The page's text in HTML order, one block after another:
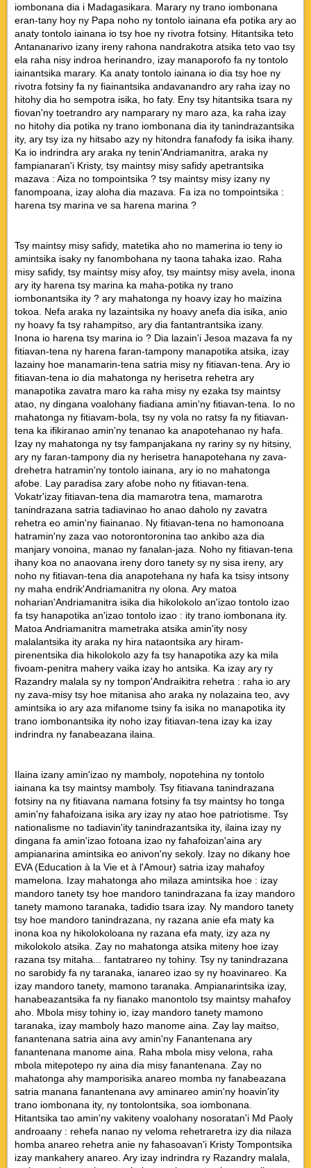
iombonana dia i Madagasikara. Marary ny trano iombonana
eran-tany hoy ny Papa noho ny tontolo iainana efa potika ary ao
anaty tontolo iainana io tsy hoe ny rivotra fotsiny. Hitantsika teto
Antananarivo izany ireny rahona nandrakotra atsika teto vao tsy
ela raha nisy indroa herinandro, izay manaporofo fa ny tontolo
iainantsika marary. Ka anaty tontolo iainana io dia tsy hoe ny
rivotra fotsiny fa ny fiainantsika andavanandro ary raha izay no
hitohy dia ho sempotra isika, ho faty. Eny tsy hitantsika tsara ny
fiovan'ny toetrandro ary namparary ny maro aza, ka raha izay
no hitohy dia potika ny trano iombonana dia ity tanindrazantsika
ity, ary tsy iza ny hitsabo azy ny hitondra fanafody fa isika ihany.
Ka io indrindra ary araka ny tenin'Andriamanitra, araka ny
fampianaran'i Kristy, tsy maintsy misy safidy apetrantsika
mazava : Aiza no tompointsika ? tsy maintsy misy izany ny
fanompoana, izay aloha dia mazava. Fa iza no tompointsika :
harena tsy marina ve sa harena marina ?
Tsy maintsy misy safidy, matetika aho no mamerina io teny io
amintsika isaky ny fanombohana ny taona tahaka izao. Raha
misy safidy, tsy maintsy misy afoy, tsy maintsy misy avela, inona
ary ity harena tsy marina ka maha-potika ny trano
iombonantsika ity ? ary mahatonga ny hoavy izay ho maizina
tokoa. Nefa araka ny lazaintsika ny hoavy anefa dia isika, anio
ny hoavy fa tsy rahampitso, ary dia fantantrantsika izany.
Inona io harena tsy marina io ? Dia lazain'i Jesoa mazava fa ny
fitiavan-tena ny harena faran-tampony manapotika atsika, izay
lazainy hoe manamarin-tena satria misy ny fitiavan-tena. Ary io
fitiavan-tena io dia mahatonga ny herisetra rehetra ary
manapotika zavatra maro ka raha misy ny ezaka tsy maintsy
atao, ny dingana voalohany fiadiana amin'ny fitiavan-tena. Io no
mahatonga ny fitiavam-bola, tsy ny vola no ratsy fa ny fitiavan-
tena ka ifikiranao amin'ny tenanao ka anapotehanao ny hafa.
Izay ny mahatonga ny tsy fampanjakana ny rariny sy ny hitsiny,
ary ny faran-tampony dia ny herisetra hanapotehana ny zava-
drehetra hatramin'ny tontolo iainana, ary io no mahatonga
afobe. Lay paradisa zary afobe noho ny fitiavan-tena.
Vokatr'izay fitiavan-tena dia mamarotra tena, mamarotra
tanindrazana satria tadiavinao ho anao daholo ny zavatra
rehetra eo amin'ny fiainanao. Ny fitiavan-tena no hamonoana
hatramin'ny zaza vao notorontoronina tao ankibo aza dia
manjary vonoina, manao ny fanalan-jaza. Noho ny fitiavan-tena
ihany koa no anaovana ireny doro tanety sy ny sisa ireny, ary
noho ny fitiavan-tena dia anapotehana ny hafa ka tsisy intsony
ny maha endrik'Andriamanitra ny olona. Ary matoa
noharian'Andriamanitra isika dia hikolokolo an'izao tontolo izao
fa tsy hanapotika an'izao tontolo izao : ity trano iombonana ity.
Matoa Andriamanitra mametraka atsika amin'ity nosy
malalantsika ity araka ny hira nataontsika ary hiram-
pirenentsika dia hikolokolo azy fa tsy hanapotika azy ka mila
fivoam-penitra mahery vaika izay ho antsika. Ka izay ary ry
Razandry malala sy ny tompon'Andraikitra rehetra : raha io ary
ny zava-misy tsy hoe mitanisa aho araka ny nolazaina teo, avy
amintsika io ary aza mifanome tsiny fa isika no manapotika ity
trano iombonantsika ity noho izay fitiavan-tena izay ka izay
indrindra ny fanabeazana ilaina.
Ilaina izany amin'izao ny mamboly, nopotehina ny tontolo
iainana ka tsy maintsy mamboly. Tsy fitiavana tanindrazana
fotsiny na ny fitiavana namana fotsiny fa tsy maintsy ho tonga
amin'ny fahafoizana isika ary izay ny atao hoe patriotisme. Tsy
nationalisme no tadiavin'ity tanindrazantsika ity, ilaina izay ny
dingana fa amin'izao fotoana izao ny fahafoizan'aina ary
ampianarina amintsika eo anivon'ny sekoly. Izay no dikany hoe
EVA (Education à la Vie et à l'Amour) satria izay mahafoy
mamelona. Izay mahatonga aho milaza amintsika hoe : izay
mandoro tanety tsy hoe mandoro tanindrazana fa izay mandoro
tanety mamono taranaka, tadidio tsara izay. Ny mandoro tanety
tsy hoe mandoro tanindrazana, ny razana anie efa maty ka
inona koa ny hikolokoloana ny razana efa maty, izy aza ny
mikolokolo atsika. Zay no mahatonga atsika miteny hoe izay
razana tsy mitaha... fantatrareo ny tohiny. Tsy ny tanindrazana
no sarobidy fa ny taranaka, ianareo izao sy ny hoavinareo. Ka
izay mandoro tanety, mamono taranaka. Ampianarintsika izay,
hanabeazantsika fa ny fianako manontolo tsy maintsy mahafoy
aho. Mbola misy tohiny io, izay mandoro tanety mamono
taranaka, izay mamboly hazo manome aina. Zay lay maitso,
fanantenana satria aina avy amin'ny Fanantenana ary
fanantenana manome aina. Raha mbola misy velona, raha
mbola mitepotepo ny aina dia misy fanantenana. Zay no
mahatonga ahy mamporisika anareo momba ny fanabeazana
satria manana fanantenana avy aminareo amin'ny hoavin'ity
trano iombonana ity, ny tontolontsika, soa iombonana.
Hitantsika tao amin'ny vakiteny voalohany nosoratan'i Md Paoly
androaany : rehefa nanao ny veloma rehetraretra izy dia nilaza
homba anareo rehetra anie ny fahasoavan'i Kristy Tompontsika
izay mankahery anareo. Ary izay indrindra ry Razandry malala,